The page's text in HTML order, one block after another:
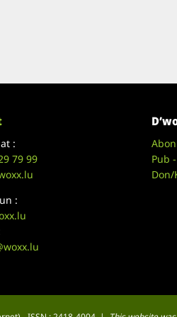
:
79 99
:
Pub